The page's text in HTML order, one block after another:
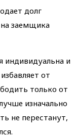
долг
заемщика
индивидуальна и
от
только от
изначально
не перестанут,